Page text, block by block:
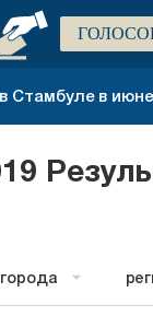
Стамбуле в июне
города